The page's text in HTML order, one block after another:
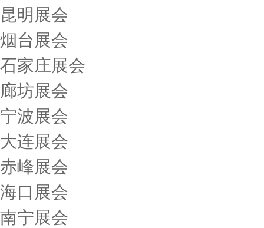
昆明展会
烟台展会
石家庄展会
廊坊展会
宁波展会
大连展会
赤峰展会
海口展会
南宁展会